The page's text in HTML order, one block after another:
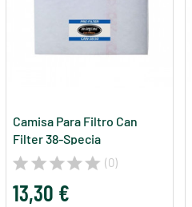
Camisa Para Filtro Can
Filter 38-Specia
(0)
13,30 €